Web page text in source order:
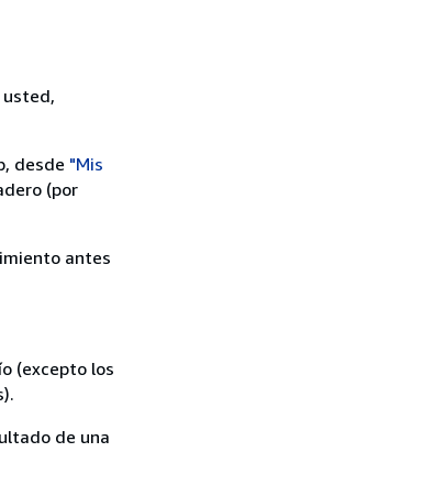
desde "Mis
(por
antes
(excepto los
de una